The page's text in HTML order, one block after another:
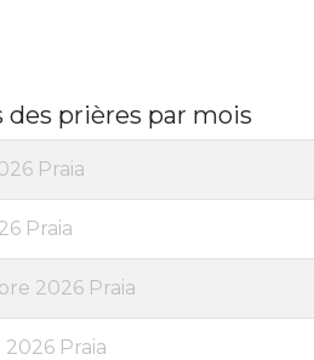
des prières par mois
Praia
Praia
2026 Praia
Praia